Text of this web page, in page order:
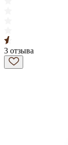
3 отзыва